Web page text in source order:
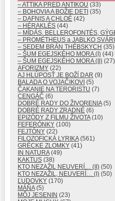
– ATTIKA PRED ANTIKOU (33)
– BOHOVIA A BOŽIE DETI (35)
– DAFNIS A CHLOÉ (42)
– HÉRAKLÉS (44)
– MÍDÁS, BELLEROFONTÉS,
– PROMÉTHEUS a JABLKO
– SEDEM BRÁN THÉBSKYCH (35)
– ŠUM EGEJSKÉHO MORA (I) (44)
– ŠUM EGEJSKÉHO MORA (II) (27)
AFORIZMY (22)
AJ HLÚPOSŤ JE BOŽÍ DAR (9)
BALADA O VOJAČIKOVI (5)
ČAKANIE NA TERORISTU (7)
CENGÁČ (6)
DOBRÉ RADY DO ŽIVORENIA(5)
DOBRÉ RADY ZRADNÉ (6)
EPIZÓDY Z FILMU ŽIVOTA(10)
FEFERÓNKY (100)
FEJTÓNY (22)
FILOZOFICKÁ LYRIKA(561)
GRÉCKE ZLOMKY (41)
IN NATURA(49)
KAKTUS (38)
KTO NEZAŽIL NEUVERÍ… (II) (50)
KTO NEZAŽIL, NEUVERÍ… (I) (50)
ĽUDOVKY (170)
MÁŇA(5)
MÔJ JESENIN (23)